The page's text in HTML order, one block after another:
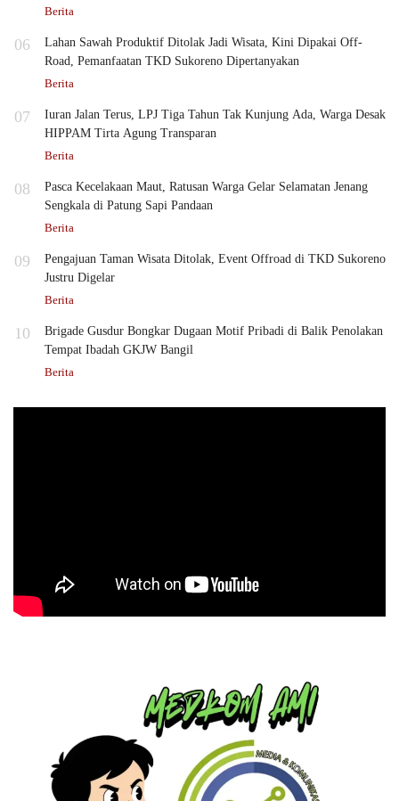
Berita
06
Lahan Sawah Produktif Ditolak Jadi Wisata, Kini Dipakai Off-
Road, Pemanfaatan TKD Sukoreno Dipertanyakan
Berita
07
Iuran Jalan Terus, LPJ Tiga Tahun Tak Kunjung Ada, Warga Desak
HIPPAM Tirta Agung Transparan
Berita
08
Pasca Kecelakaan Maut, Ratusan Warga Gelar Selamatan Jenang
Sengkala di Patung Sapi Pandaan
Berita
09
Pengajuan Taman Wisata Ditolak, Event Offroad di TKD Sukoreno
Justru Digelar
Berita
10
Brigade Gusdur Bongkar Dugaan Motif Pribadi di Balik Penolakan
Tempat Ibadah GKJW Bangil
Berita